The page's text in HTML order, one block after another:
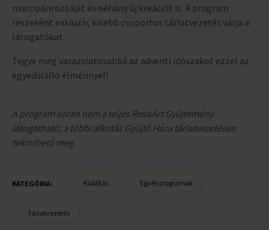
marcipánrózsáját és néhány új kreációt is. A program
részeként exkluzív, kisebb csoportos tárlatvezetés várja a
látogatókat.
Tegye még varázslatosabbá az adventi időszakot ezzel az
egyedülálló élménnyel!
A program során nem a teljes ResoArt Gyűjtemény
látogatható; a többi alkotás Gyűjtő Háza tárlatvezetésen
tekinthető meg.
KATEGÓRIA: Kiállítás Egyéb programok
Tárlatvezetés